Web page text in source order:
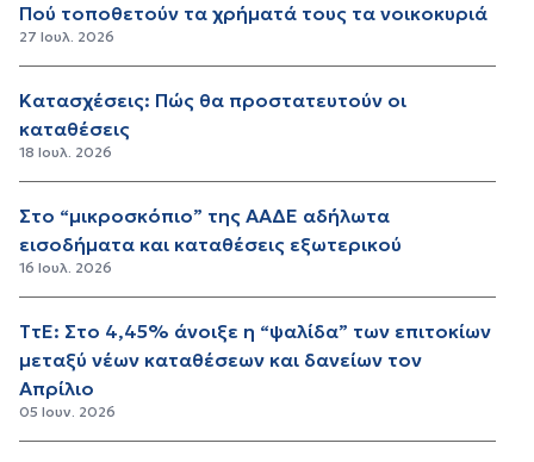
Πού τοποθετούν τα χρήματά τους τα νοικοκυριά
27 Ιουλ. 2026
Κατασχέσεις: Πώς θα προστατευτούν οι
καταθέσεις
18 Ιουλ. 2026
Στο “μικροσκόπιο” της ΑΑΔΕ αδήλωτα
εισοδήματα και καταθέσεις εξωτερικού
16 Ιουλ. 2026
ΤτΕ: Στο 4,45% άνοιξε η “ψαλίδα” των επιτοκίων
μεταξύ νέων καταθέσεων και δανείων τον
Απρίλιο
05 Ιουν. 2026